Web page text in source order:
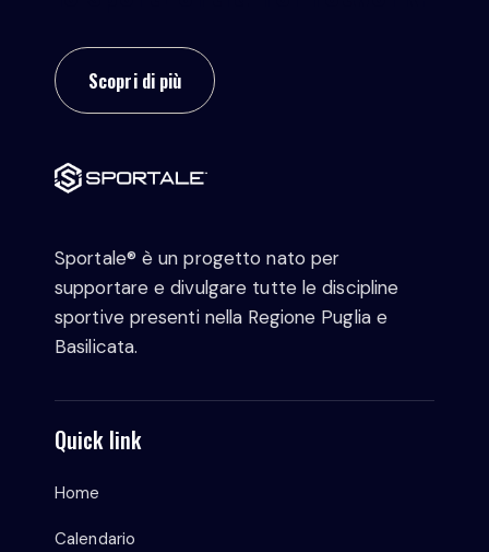
Scopri di più
Sportale® è un progetto nato per
supportare e divulgare tutte le discipline
sportive presenti nella Regione Puglia e
Basilicata.
Quick link
Home
Calendario